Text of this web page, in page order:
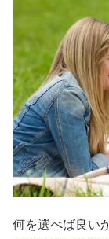
何を選べば良い